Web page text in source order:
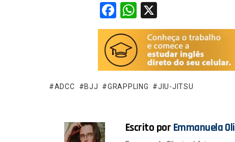
F
a
ce
b
o
o
W
h
at
s
A
p
ADCC BJJ GRAPPLING JIU-JITSU
Escrito por Emmanuela